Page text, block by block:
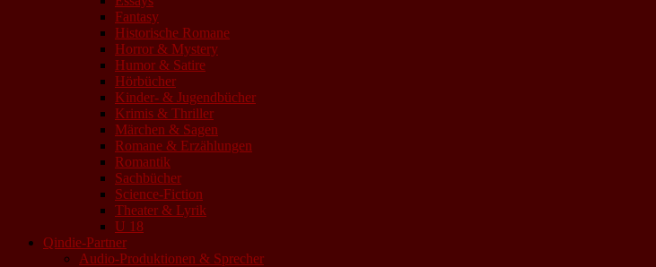
Fantasy
Historische Romane
Horror & Mystery
Humor & Satire
Hörbücher
Kinder- & Jugendbücher
Krimis & Thriller
Märchen & Sagen
Romane & Erzählungen
Romantik
Sachbücher
Science-Fiction
Theater & Lyrik
U 18
Qindie-Partner
Audio-Produktionen & Sprecher